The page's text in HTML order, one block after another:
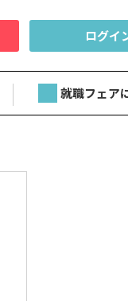
ログイ
就職フェア